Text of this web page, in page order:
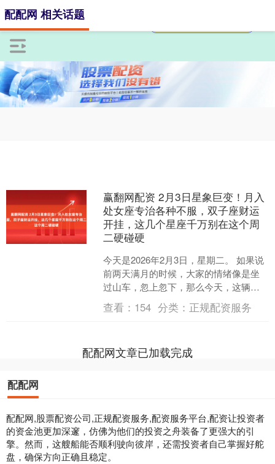
配配网 相关话题
赢翻网配资 2月3日星象巨变！月入
处女座专治各种不服，双子座财运
开挂，这几个星座千万别在这个周
二硬碰硬
今天是2026年2月3日，星期二。 如果说
前两天满月的时候，大家的情绪像是坐
过山车，忽上忽下，那么今天，这辆过
山车终于要进站检修了。今天星象上最
大的变化，就是月....
查看： 154 分类： 正规配资服务
配配网文章已加载完成
配配网
配配网,股票配资公司,正规配资服务,配资服务平台,配资让投资者
的资金池更加深邃，仿佛为他们的投资之舟装备了更强大的引
擎。然而，这艘船能否顺利驶向彼岸，还需投资者自己掌握好舵
盘，确保方向正确且稳定。